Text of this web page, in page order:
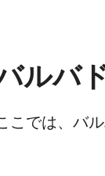
ルバ
こでは、バ